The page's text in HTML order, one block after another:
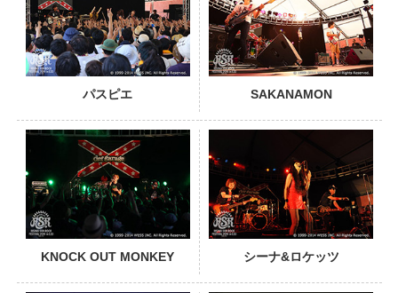
パスピエ SAKANAMON
KNOCK OUT MONKEY シーナ&ロケッツ
PHOTO